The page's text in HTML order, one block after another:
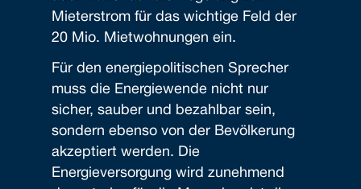
Mieterstrom für das wichtige Feld der
20 Mio. Mietwohnungen ein.
Für den energiepolitischen Sprecher
muss die Energiewende nicht nur
sicher, sauber und bezahlbar sein,
sondern ebenso von der Bevölkerung
akzeptiert werden. Die
Energieversorgung wird zunehmend